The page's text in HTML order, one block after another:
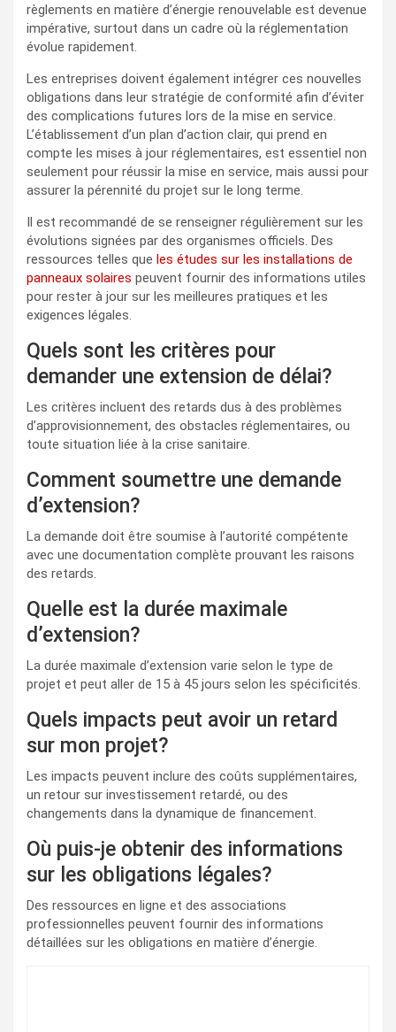
règlements en matière d’énergie renouvelable est devenue
impérative, surtout dans un cadre où la réglementation
évolue rapidement.
Les entreprises doivent également intégrer ces nouvelles
obligations dans leur stratégie de conformité afin d’éviter
des complications futures lors de la mise en service.
L’établissement d’un plan d’action clair, qui prend en
compte les mises à jour réglementaires, est essentiel non
seulement pour réussir la mise en service, mais aussi pour
assurer la pérennité du projet sur le long terme.
Il est recommandé de se renseigner régulièrement sur les
évolutions signées par des organismes officiels. Des
ressources telles que les études sur les installations de
panneaux solaires peuvent fournir des informations utiles
pour rester à jour sur les meilleures pratiques et les
exigences légales.
Quels sont les critères pour
demander une extension de délai?
Les critères incluent des retards dus à des problèmes
d’approvisionnement, des obstacles réglementaires, ou
toute situation liée à la crise sanitaire.
Comment soumettre une demande
d’extension?
La demande doit être soumise à l’autorité compétente
avec une documentation complète prouvant les raisons
des retards.
Quelle est la durée maximale
d’extension?
La durée maximale d’extension varie selon le type de
projet et peut aller de 15 à 45 jours selon les spécificités.
Quels impacts peut avoir un retard
sur mon projet?
Les impacts peuvent inclure des coûts supplémentaires,
un retour sur investissement retardé, ou des
changements dans la dynamique de financement.
Où puis-je obtenir des informations
sur les obligations légales?
Des ressources en ligne et des associations
professionnelles peuvent fournir des informations
détaillées sur les obligations en matière d’énergie.